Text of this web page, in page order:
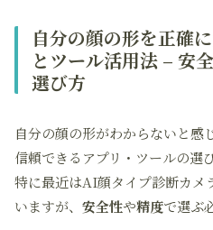
自分の顔の形を正確
とツール活用法 – 安
選び方
自分の顔の形がわからないと感
信頼できるアプリ・ツールの選
特に最近はAI顔タイプ診断カメ
いますが、 安全性や精度で選ぶ